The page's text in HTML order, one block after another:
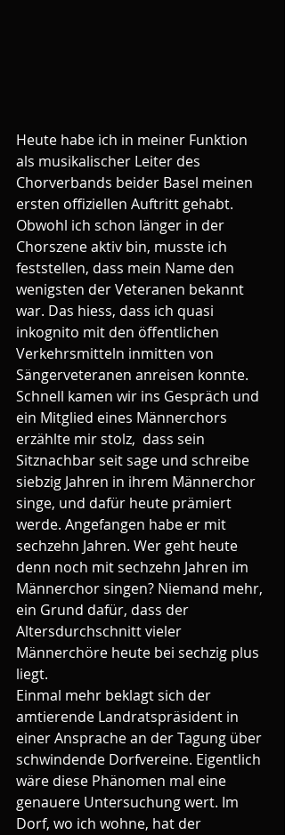
Heute habe ich in meiner Funktion
als musikalischer Leiter des
Chorverbands beider Basel meinen
ersten offiziellen Auftritt gehabt.
Obwohl ich schon länger in der
Chorszene aktiv bin, musste ich
feststellen, dass mein Name den
wenigsten der Veteranen bekannt
war. Das hiess, dass ich quasi
inkognito mit den öffentlichen
Verkehrsmitteln inmitten von
Sängerveteranen anreisen konnte.
Schnell kamen wir ins Gespräch und
ein Mitglied eines Männerchors
erzählte mir stolz,  dass sein
Sitznachbar seit sage und schreibe
siebzig Jahren in ihrem Männerchor
singe, und dafür heute prämiert
werde. Angefangen habe er mit
sechzehn Jahren. Wer geht heute
denn noch mit sechzehn Jahren im
Männerchor singen? Niemand mehr,
ein Grund dafür, dass der
Altersdurchschnitt vieler
Männerchöre heute bei sechzig plus
liegt.
Einmal mehr beklagt sich der
amtierende Landratspräsident in
einer Ansprache an der Tagung über
schwindende Dorfvereine. Eigentlich
wäre diese Phänomen mal eine
genauere Untersuchung wert. Im
Dorf, wo ich wohne, hat der